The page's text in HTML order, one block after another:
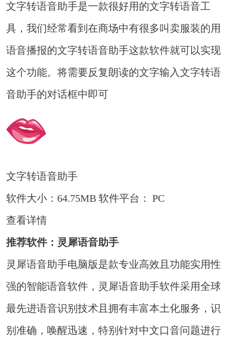
文字转语音助手是一款很好用的文字转语音工
具，我们经常看到在商场中有很多叫卖服装的用
语音播报的文字转语音助手这款软件就可以实现
这个功能。将需要反复朗读的文字输入文字转语
音助手的对话框中即可
文字转语音助手
软件大小：64.75MB 软件平台： PC
查看详情
推荐软件：灵犀语音助手
灵犀语音助手电脑版是款专业高效且功能实用性
强的智能语音软件，灵犀语音助手软件采用全球
最先进语音识别技术且拥有丰富本土化服务，识
别准确，唤醒迅速，特别针对中文口音问题进行